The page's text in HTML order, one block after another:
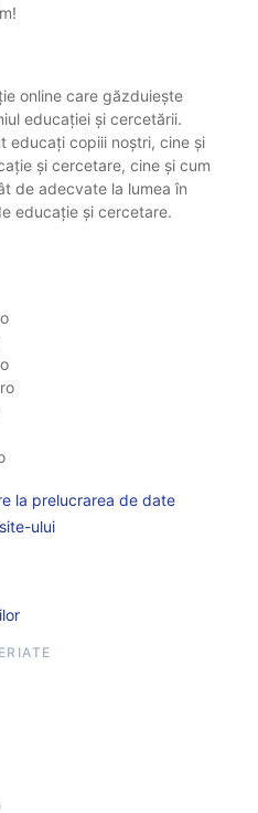
online care găzduiește
educației și cercetării.
educați copiii noștri, cine și
și cercetare, cine și cum
de adecvate la lumea în
educație și cercetare.
la prelucrarea de date
ului